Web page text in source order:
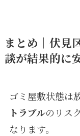
まとめ｜伏見
談が結果的に
ゴミ屋敷状態は
トラブルのリス
なります。